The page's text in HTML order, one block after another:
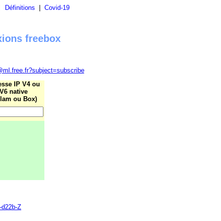
Définitions Covid-19
freebox
IP V4 ou
V6 native
ou Box)
Z